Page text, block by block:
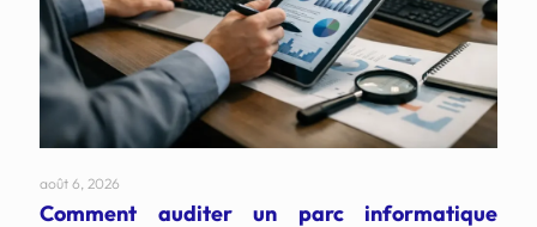
août 6, 2026
Comment auditer un parc informatique